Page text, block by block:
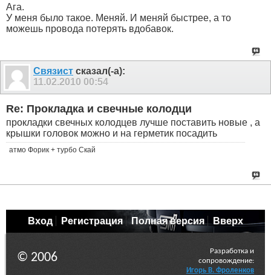
Ага.
У меня было такое. Меняй. И меняй быстрее, а то
можешь провода потерять вдобавок.
Связист сказал(-а):
11.02.2010 00:54
Re: Прокладка и свечные колодци
прокладки свечных колодцев лучше поставить новые , а
крышки головок можно и на герметик посадить
атмо Форик + турбо Скай
Вход Регистрация Полная версия Вверх
© 2006
Разработка и
сопровождение:
Игорь В. Фроленков